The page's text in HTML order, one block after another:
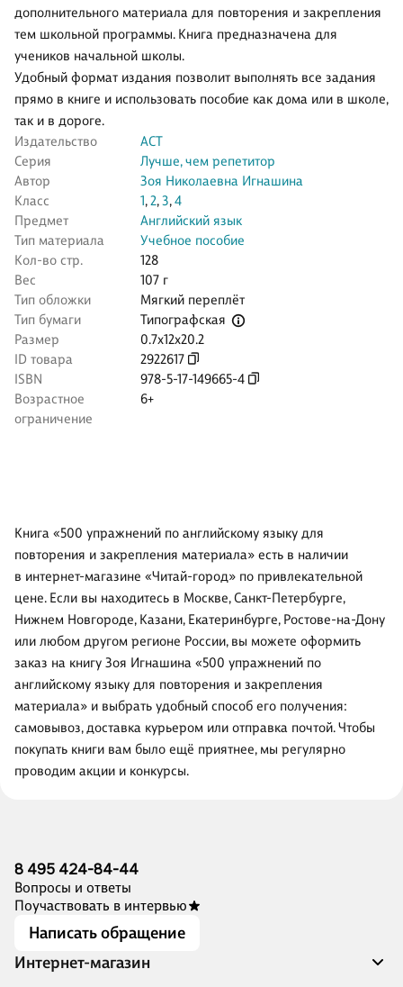
дополнительного материала для повторения и закрепления
тем школьной программы. Книга предназначена для
учеников начальной школы.
Удобный формат издания позволит выполнять все задания
прямо в книге и использовать пособие как дома или в школе,
так и в дороге.
Издательство
АСТ
Серия
Лучше, чем репетитор
Автор
Зоя Николаевна Игнашина
Класс
1,2,3,4
Предмет
Английский язык
Тип материала
Учебное пособие
Кол-во стр.
128
Вес
107 г
Тип обложки
Мягкий переплёт
Тип бумаги
Типографская
Размер
0.7x12x20.2
ID товара
2922617
ISBN
978-5-17-149665-4
Возрастное
ограничение
6+
Книга «500 упражнений по английскому языку для
повторения и закрепления материала» есть в наличии
в интернет-магазине «Читай-город» по привлекательной
цене. Если вы находитесь в Москве, Санкт-Петербурге,
Нижнем Новгороде, Казани, Екатеринбурге, Ростове-на-Дону
или любом другом регионе России, вы можете оформить
заказ на книгу Зоя Игнашина «500 упражнений по
английскому языку для повторения и закрепления
материала» и выбрать удобный способ его получения:
самовывоз, доставка курьером или отправка почтой. Чтобы
покупать книги вам было ещё приятнее, мы регулярно
проводим акции и конкурсы.
8 495 424-84-44
Вопросы и ответы
Поучаствовать в интервью
Написать обращение
Интернет-магазин